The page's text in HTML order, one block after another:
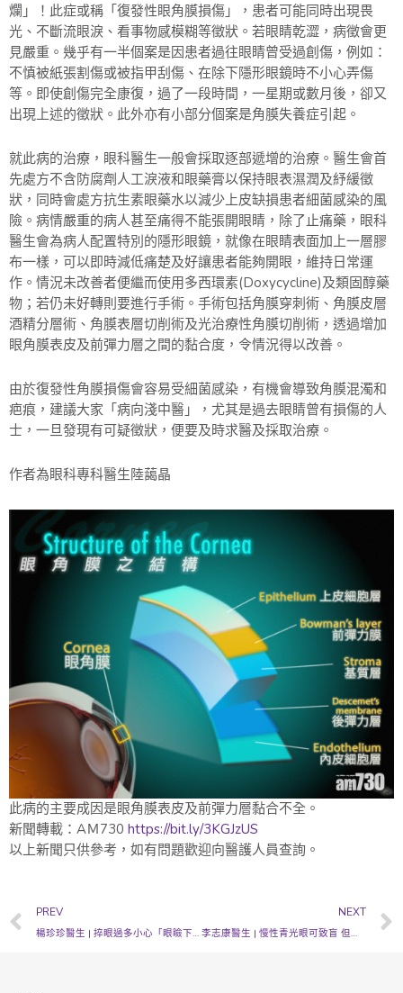
爛」！此症或稱「復發性眼角膜損傷」，患者可能同時出現畏
光、不斷流眼淚、看事物感模糊等徵狀。若眼睛乾澀，病徵會更
見嚴重。幾乎有一半個案是因患者過往眼睛曾受過創傷，例如：
不慎被紙張割傷或被指甲刮傷、在除下隱形眼鏡時不小心弄傷
等。即使創傷完全康復，過了一段時間，一星期或數月後，卻又
出現上述的徵狀。此外亦有小部分個案是角膜失養症引起。
就此病的治療，眼科醫生一般會採取逐部遞增的治療。醫生會首
先處方不含防腐劑人工淚液和眼藥膏以保持眼表濕潤及紓緩徵
狀，同時會處方抗生素眼藥水以減少上皮缺損患者細菌感染的風
險。病情嚴重的病人甚至痛得不能張開眼睛，除了止痛藥，眼科
醫生會為病人配置特別的隱形眼鏡，就像在眼睛表面加上一層膠
布一樣，可以即時減低痛楚及好讓患者能夠開眼，維持日常運
作。情況未改善者便繼而使用多西環素(Doxycycline)及類固醇藥
物；若仍未好轉則要進行手術。手術包括角膜穿刺術、角膜皮層
酒精分層術、角膜表層切削術及光治療性角膜切削術，透過增加
眼角膜表皮及前彈力層之間的黏合度，令情況得以改善。
由於復發性角膜損傷會容易受細菌感染，有機會導致角膜混濁和
疤痕，建議大家「病向淺中醫」，尤其是過去眼睛曾有損傷的人
士，一旦發現有可疑徵狀，便要及時求醫及採取治療。
作者為眼科專科醫生陸藹晶
此病的主要成因是眼角膜表皮及前彈力層黏合不全。
新聞轉載：AＭ730 https://bit.ly/3KGJzUS
以上新聞只供參考，如有問題歡迎向醫護人員查詢。
Prev
PREV
楊珍珍醫生 | 捽眼過多小心「眼瞼下垂」
NEXT
李志康醫生 | 慢性青光眼可致盲 但前期症狀並不明顯容易忽視